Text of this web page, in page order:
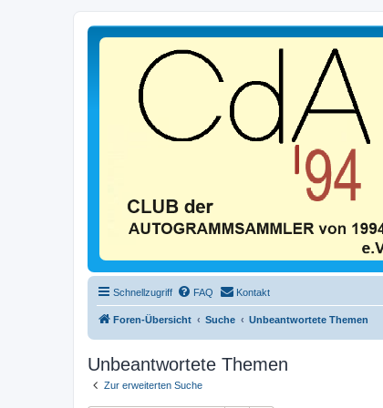
Schnellzugriff FAQ Kontakt
Foren-Übersicht Suche Unbeantwortete Themen
Unbeantwortete Themen
Zur erweiterten Suche